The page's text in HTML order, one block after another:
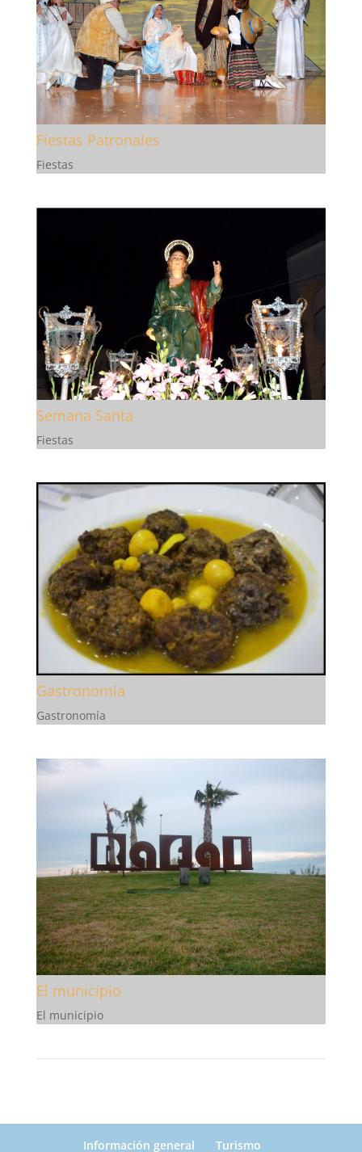
Fiestas Patronales
Fiestas
Semana Santa
Fiestas
Gastronomía
Gastronomía
El municipio
El municipio
Información general Turismo